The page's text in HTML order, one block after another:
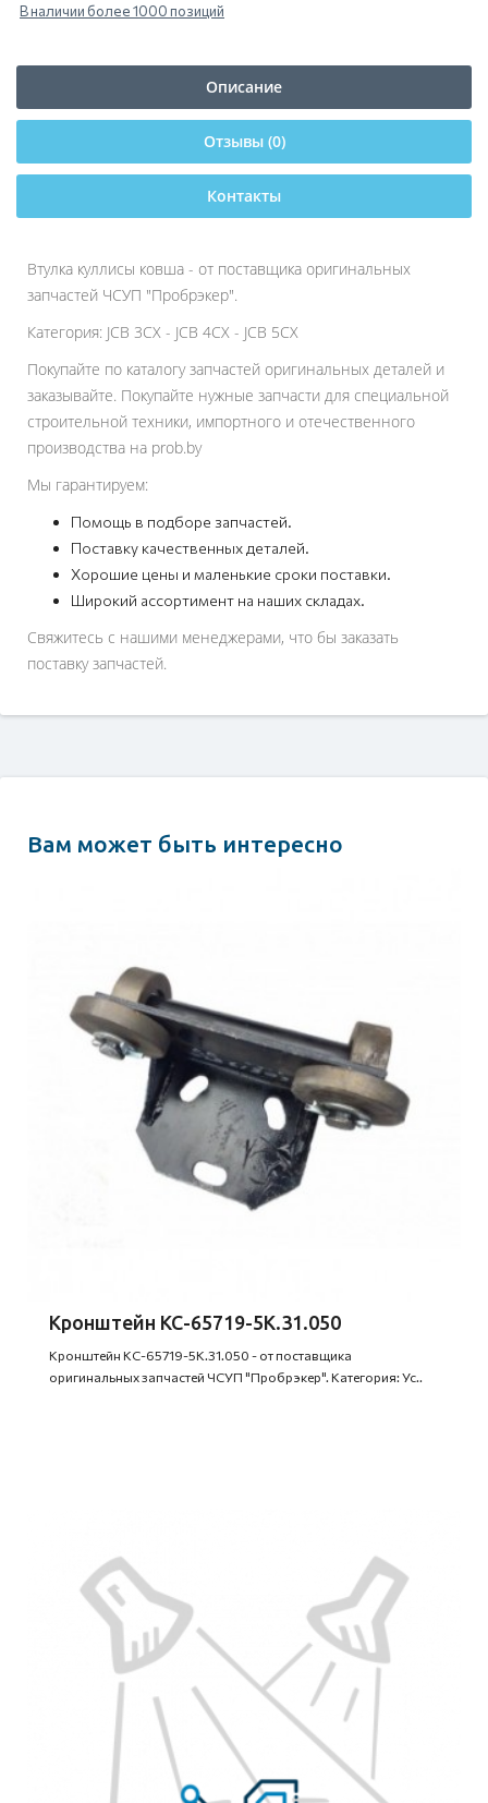
В наличии более 1000 позиций
Описание
Отзывы (0)
Контакты
Втулка куллисы ковша - от поставщика оригинальных
запчастей ЧСУП "Пробрэкер".
Категория: JCB 3CX - JCB 4CX - JCB 5CX
Покупайте по каталогу запчастей оригинальных деталей и
заказывайте. Покупайте нужные запчасти для специальной
строительной техники, импортного и отечественного
производства на prob.by
Мы гарантируем:
Помощь в подборе запчастей.
Поставку качественных деталей.
Хорошие цены и маленькие сроки поставки.
Широкий ассортимент на наших складах.
Свяжитесь с нашими менеджерами, что бы заказать
поставку запчастей.
Вам может быть интересно
Кронштейн КС-65719-5К.31.050
Кронштейн КС-65719-5К.31.050 - от поставщика
оригинальных запчастей ЧСУП "Пробрэкер". Категория: Ус..